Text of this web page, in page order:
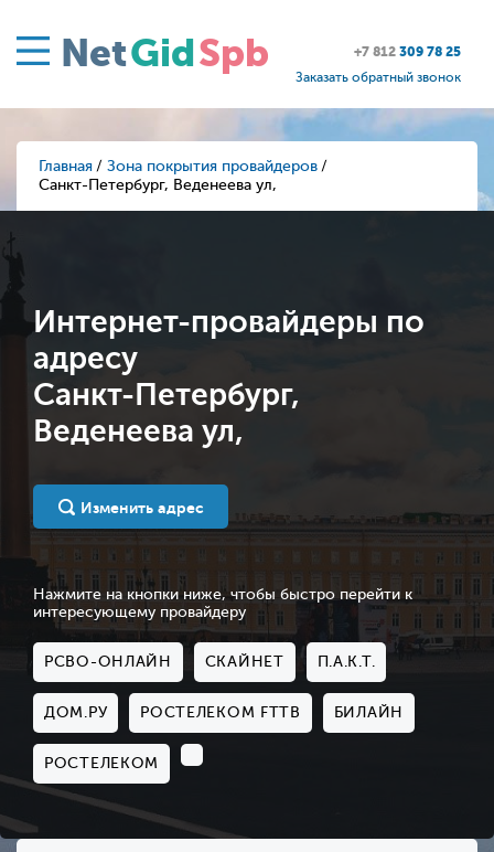
NetGidSpb +7 812 309 78 25
Заказать обратный звонок
Главная
Зона покрытия провайдеров
Санкт-Петербург, Веденеева ул,
Интернет-провайдеры по
адресу
Санкт-Петербург,
Веденеева ул,
Изменить адрес
Нажмите на кнопки ниже, чтобы быстро перейти к
интересующему провайдеру
РСВО-ОНЛАЙН СКАЙНЕТ П.А.К.Т.
ДОМ.РУ РОСТЕЛЕКОМ FTTB БИЛАЙН
РОСТЕЛЕКОМ